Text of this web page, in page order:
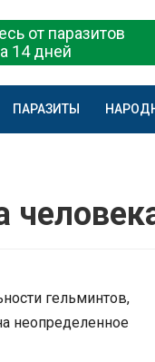
от паразитов
14 дней
ПАРАЗИТЫ
гельминтов,
неопределенное